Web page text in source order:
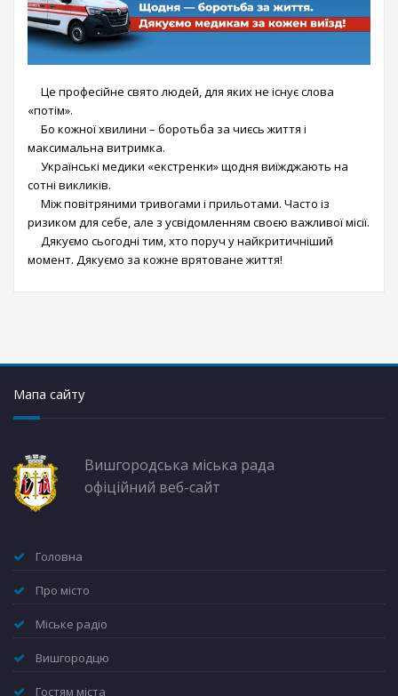
Це професійне свято людей, для яких не існує слова
«потім».
Бо кожної хвилини – боротьба за чиєсь життя і
максимальна витримка.
Українські медики «екстренки» щодня виїжджають на
сотні викликів.
Між повітряними тривогами і прильотами. Часто із
ризиком для себе, але з усвідомленням своєю важливої місії.
Дякуємо сьогодні тим, хто поруч у найкритичніший
момент. Дякуємо за кожне врятоване життя!
Мапа сайту
Вишгородська міська рада
офіційний веб-сайт
Головна
Про місто
Міське радіо
Вишгородцю
Гостям міста